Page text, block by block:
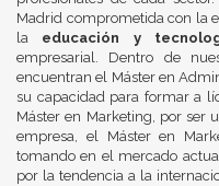
Madrid comprometida con la
la educación y
empresarial. Dentro de
encuentran el Máster en
su capacidad para formar a
Máster en Marketing, por ser
empresa, el Máster en
tomando en el mercado
por la tendencia a la